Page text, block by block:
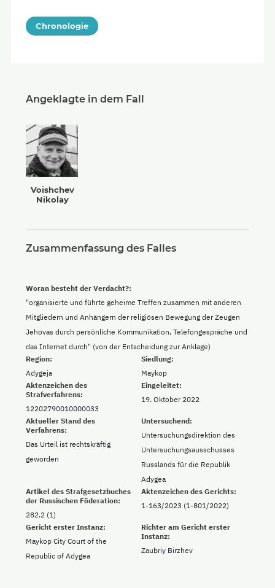
Chronologie
Angeklagte in dem Fall
Voishchev
Nikolay
Zusammenfassung des Falles
Region:
Adygeja
Siedlung:
Maykop
Woran besteht der Verdacht?:
"organisierte und führte geheime Treffen zusammen mit anderen
Mitgliedern und Anhängern der religiösen Bewegung der Zeugen
Jehovas durch persönliche Kommunikation, Telefongespräche und
das Internet durch" (von der Entscheidung zur Anklage)
Aktenzeichen des
Strafverfahrens:
12202790010000033
Eingeleitet:
19. Oktober 2022
Aktueller Stand des
Verfahrens:
Das Urteil ist rechtskräftig
geworden
Untersuchend:
Untersuchungsdirektion des
Untersuchungsausschusses
Russlands für die Republik
Adygea
Artikel des Strafgesetzbuches
der Russischen Föderation:
282.2 (1)
Aktenzeichen des Gerichts:
1-163/2023 (1-801/2022)
Gericht erster Instanz:
Maykop City Court of the
Republic of Adygea
Richter am Gericht erster
Instanz:
Zaubriy Birzhev